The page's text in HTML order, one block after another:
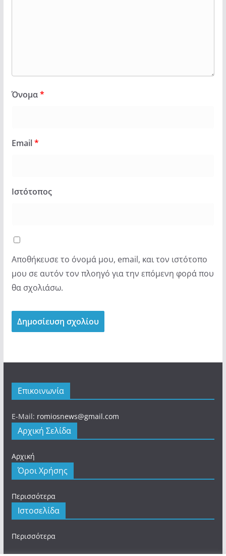
Όνομα*
Email*
Ιστότοπος
Αποθήκευσε το όνομά μου, email, και τον ιστότοπο
μου σε αυτόν τον πλοηγό για την επόμενη φορά που
θα σχολιάσω.
Επικοινωνία
E-Mail: romiosnews@gmail.com
Αρχική Σελίδα
Αρχική
Όροι Χρήσης
Περισσότερα
Ιστοσελίδα
Περισσότερα